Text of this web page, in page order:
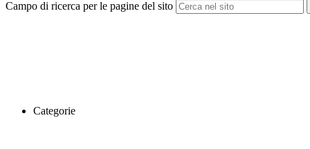
Campo di ricerca per le pagine del sito
Categorie